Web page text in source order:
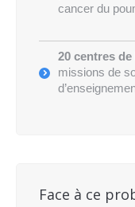
cancer du
20 centres
missions de
Face à ce